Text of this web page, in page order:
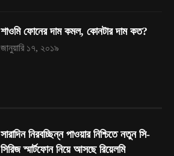
শাওমি ফোনের দাম কমল, কোনটার দাম কত?
জানুয়ারি ১৭, ২০১৯
সারাদিন নিরবচ্ছিন্ন পাওয়ার নিশ্চিতে নতুন সি-
সিরিজ স্মার্টফোন নিয়ে আসছে রিয়েলমি